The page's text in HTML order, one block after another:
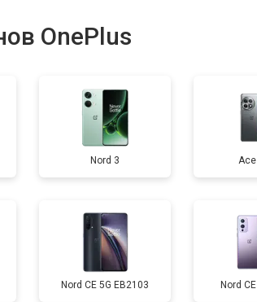
от
от
от
от
OnePlus
Nord 3
Nord CE 5G EB2103 Nord